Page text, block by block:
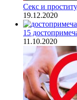
Секс и
19.12.2020
15
11.10.2020